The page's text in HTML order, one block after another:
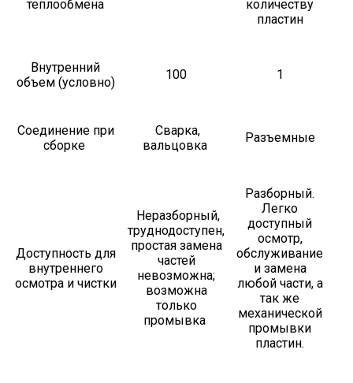
теплообмена
количеству
пластин
Внутренний
объем (условно)
100 1
Соединение при
сборке
Сварка,
вальцовка
Разъемные
Доступность для
внутреннего
осмотра и чистки
Неразборный,
труднодоступен,
простая замена
частей
невозможна;
возможна
только
промывка
Разборный.
Легко
доступный
осмотр,
обслуживание
и замена
любой части, а
так же
механической
промывки
пластин.